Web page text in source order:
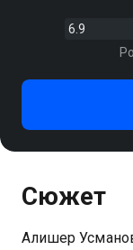
6.9
Сюжет
Алишер